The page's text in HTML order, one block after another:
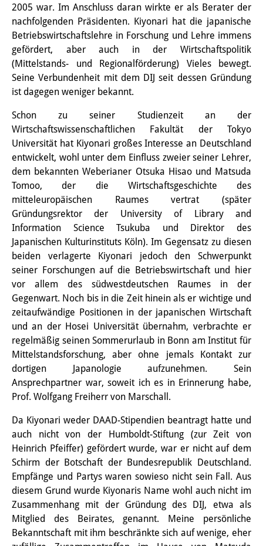
Knowledge Lab:
Wissensproduktion und
Wissensinfrastrukturen
Individuelle Projekte
Events
Veranstaltungsübersicht
DIJ Forum
DIJ Study Group
Thematische Vortragsreihen
Symposien und Konferenzen
Workshops
Sonstige Veranstaltungen
Publikationen
Publikationsübersicht
Contemporary Japan
DIJ Monographienreihe
DIJ Working Papers
DIJ Newsletter
DIJ Videos
Miscellanea
Podcasts
2005 war. Im Anschluss daran wirkte er als Berater der
nachfolgenden Präsidenten. Kiyonari hat die japanische
Betriebswirtschaftslehre in Forschung und Lehre immens
gefördert, aber auch in der Wirtschaftspolitik
(Mittelstands- und Regionalförderung) Vieles bewegt.
Seine Verbundenheit mit dem DIJ seit dessen Gründung
ist dagegen weniger bekannt.
Schon zu seiner Studienzeit an der
Wirtschaftswissenschaftlichen Fakultät der Tokyo
Universität hat Kiyonari großes Interesse an Deutschland
entwickelt, wohl unter dem Einfluss zweier seiner Lehrer,
dem bekannten Weberianer Otsuka Hisao und Matsuda
Tomoo, der die Wirtschaftsgeschichte des
mitteleuropäischen Raumes vertrat (später
Gründungsrektor der University of Library and
Information Science Tsukuba und Direktor des
Japanischen Kulturinstituts Köln). Im Gegensatz zu diesen
beiden verlagerte Kiyonari jedoch den Schwerpunkt
seiner Forschungen auf die Betriebswirtschaft und hier
vor allem des südwestdeutschen Raumes in der
Gegenwart. Noch bis in die Zeit hinein als er wichtige und
zeitaufwändige Positionen in der japanischen Wirtschaft
und an der Hosei Universität übernahm, verbrachte er
regelmäßig seinen Sommerurlaub in Bonn am Institut für
Mittelstandsforschung, aber ohne jemals Kontakt zur
dortigen Japanologie aufzunehmen. Sein
Ansprechpartner war, soweit ich es in Erinnerung habe,
Prof. Wolfgang Freiherr von Marschall.
Da Kiyonari weder DAAD-Stipendien beantragt hatte und
auch nicht von der Humboldt-Stiftung (zur Zeit von
Heinrich Pfeiffer) gefördert wurde, war er nicht auf dem
Schirm der Botschaft der Bundesrepublik Deutschland.
Empfänge und Partys waren sowieso nicht sein Fall. Aus
diesem Grund wurde Kiyonaris Name wohl auch nicht im
Zusammenhang mit der Gründung des DIJ, etwa als
Mitglied des Beirates, genannt. Meine persönliche
Bekanntschaft mit ihm beschränkte sich auf wenige, eher